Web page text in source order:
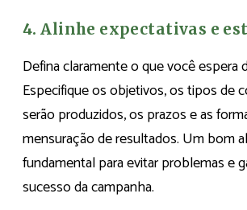
4. Alinhe expectativas e
Defina claramente o que você espera
Especifique os objetivos, os tipos de
serão produzidos, os prazos e as
mensuração de resultados. Um bom
fundamental para evitar problemas e
sucesso da campanha.